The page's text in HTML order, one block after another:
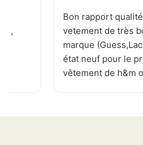
! ,
Bon rapport
vetement de très
marque
état neuf pour le
vêtement de h&m
.je recommande .
plusieurs fois par